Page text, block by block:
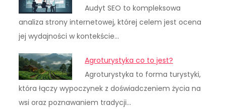
Audyt SEO to kompleksowa
analiza strony internetowej, której celem jest ocena
jej wydajności w kontekście…
Agroturystyka co to jest?
Agroturystyka to forma turystyki,
która łączy wypoczynek z doświadczeniem życia na
wsi oraz poznawaniem tradycji…